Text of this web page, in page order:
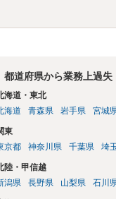
都道府県から業務上過
海道・東北
海道
青森県 岩手県 宮城
東
京都
神奈川県 千葉県 埼
陸・甲信越
潟県
長野県 山梨県 石川